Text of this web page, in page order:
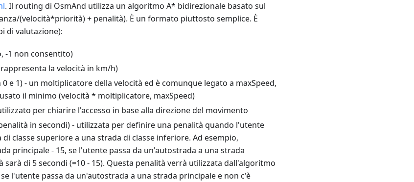
. Il routing di OsmAnd utilizza un algoritmo A* bidirezionale basato sul
(velocità*priorità) + penalità). È un formato piuttosto semplice. È
di valutazione):
-1 non consentito)
la velocità in km/h)
e 1) - un moltiplicatore della velocità ed è comunque legato a maxSpeed,
il minimo (velocità * moltiplicatore, maxSpeed)
per chiarire l'accesso in base alla direzione del movimento
in secondi) - utilizzata per definire una penalità quando l'utente
di classe superiore a una strada di classe inferiore. Ad esempio,
principale - 15, se l'utente passa da un'autostrada a una strada
sarà di 5 secondi (=10 - 15). Questa penalità verrà utilizzata dall'algoritmo
l'utente passa da un'autostrada a una strada principale e non c'è